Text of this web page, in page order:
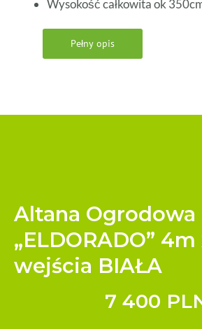
Wysokość całkowita ok
Pełny opis
Altana Ogrodowa
„ELDORADO”
wejścia BIAŁA
7 400